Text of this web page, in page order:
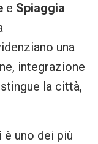
e Spiaggia
una
integrazione
la città,
è uno dei più